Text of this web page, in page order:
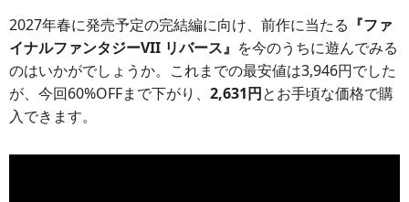
2027年春に発売予定の完結編に向け、前作に当たる 『ファ
イナルファンタジーVII リバース』 を今のうちに遊んでみる
のはいかがでしょうか。これまでの最安値は3,946円でした
が、今回60%OFFまで下がり、 2,631円とお手頃な価格で購
入できます。